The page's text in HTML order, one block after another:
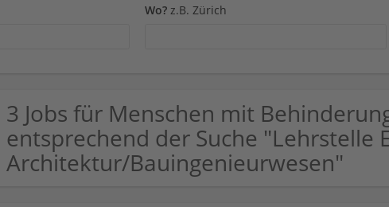
Wo? z.B. Zürich
3 Jobs für Menschen mit
entsprechend der Suche "Lehrstelle
Architektur/Bauingenieurwesen"